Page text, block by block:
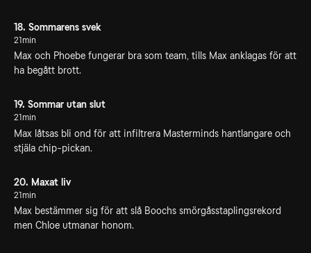
18. Sommarens svek
21min
Max och Phoebe fungerar bra som team, tills Max anklagas för att
ha begått brott.
19. Sommar utan slut
21min
Max låtsas bli ond för att infiltrera Masterminds hantlangare och
stjäla chip-pickan.
20. Maxat liv
21min
Max bestämmer sig för att slå Boochs smörgåsstaplingsrekord
men Chloe utmanar honom.